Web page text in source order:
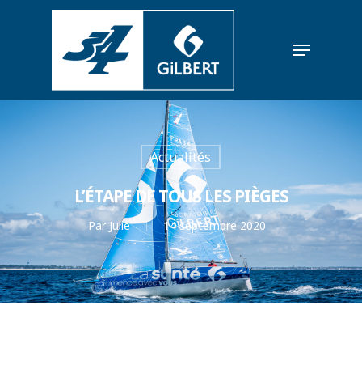
Actualités
L’ÉTAPE DE TOUS LES PIÈGES
ParJulie 14 septembre 2020